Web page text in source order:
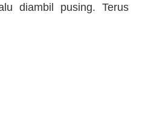
diambil pusing. Terus